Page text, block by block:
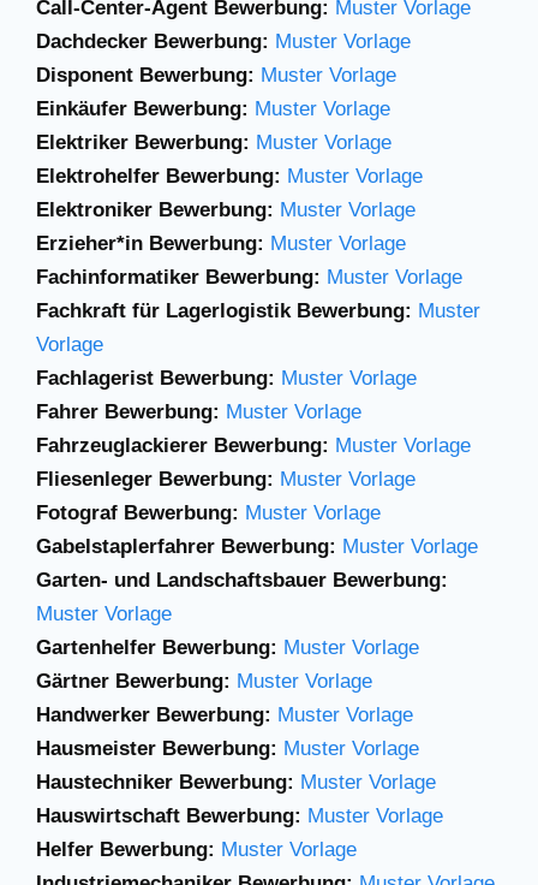
Call-Center-Agent Bewerbung: Muster Vorlage
Dachdecker Bewerbung: Muster Vorlage
Disponent Bewerbung: Muster Vorlage
Einkäufer Bewerbung: Muster Vorlage
Elektriker Bewerbung: Muster Vorlage
Elektrohelfer Bewerbung: Muster Vorlage
Elektroniker Bewerbung: Muster Vorlage
Erzieher*in Bewerbung: Muster Vorlage
Fachinformatiker Bewerbung: Muster Vorlage
Fachkraft für Lagerlogistik Bewerbung: Muster
Vorlage
Fachlagerist Bewerbung: Muster Vorlage
Fahrer Bewerbung: Muster Vorlage
Fahrzeuglackierer Bewerbung: Muster Vorlage
Fliesenleger Bewerbung: Muster Vorlage
Fotograf Bewerbung: Muster Vorlage
Gabelstaplerfahrer Bewerbung: Muster Vorlage
Garten- und Landschaftsbauer Bewerbung:
Muster Vorlage
Gartenhelfer Bewerbung: Muster Vorlage
Gärtner Bewerbung: Muster Vorlage
Handwerker Bewerbung: Muster Vorlage
Hausmeister Bewerbung: Muster Vorlage
Haustechniker Bewerbung: Muster Vorlage
Hauswirtschaft Bewerbung: Muster Vorlage
Helfer Bewerbung: Muster Vorlage